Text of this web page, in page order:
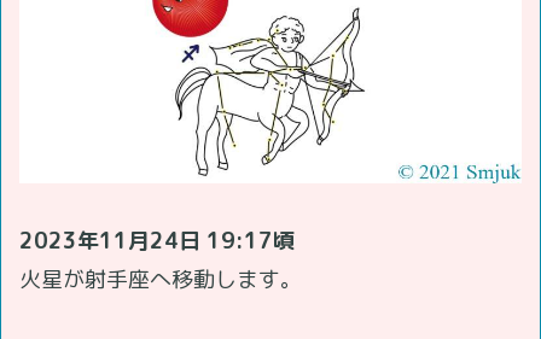
2023年11月24日 19:17頃
火星が射手座へ移動します。